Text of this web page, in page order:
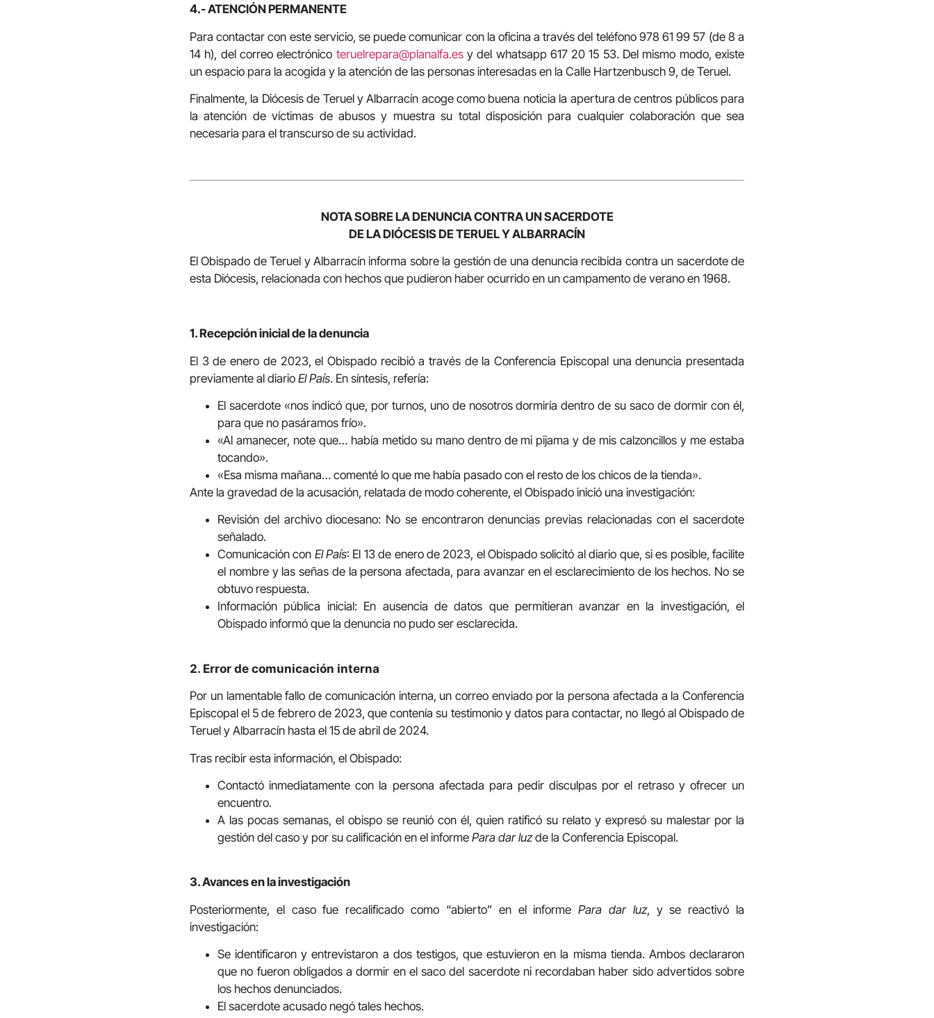
4.- ATENCIÓN PERMANENTE
Para contactar con este servicio, se puede comunicar con la oficina a través del teléfono 978 61 99 57 (de 8 a
14 h), del correo electrónico teruelrepara@planalfa.esy del whatsapp 617 20 15 53. Del mismo modo, existe
un espacio para la acogida y la atención de las personas interesadas en la Calle Hartzenbusch 9, de Teruel.
Finalmente, la Diócesis de Teruel y Albarracín acoge como buena noticia la apertura de centros públicos para
la atención de víctimas de abusos y muestra su total disposición para cualquier colaboración que sea
necesaria para el transcurso de su actividad.
NOTA SOBRE LA DENUNCIA CONTRA UN SACERDOTE
DE LA DIÓCESIS DE TERUEL Y ALBARRACÍN
El Obispado de Teruel y Albarracín informa sobre la gestión de una denuncia recibida contra un sacerdote de
esta Diócesis, relacionada con hechos que pudieron haber ocurrido en un campamento de verano en 1968.
1. Recepción inicial de la denuncia
El 3 de enero de 2023, el Obispado recibió a través de la Conferencia Episcopal una denuncia presentada
previamente al diario El País. En síntesis, refería:
El sacerdote «nos indicó que, por turnos, uno de nosotros dormiría dentro de su saco de dormir con él,
para que no pasáramos frío».
«Al amanecer, note que… había metido su mano dentro de mi pijama y de mis calzoncillos y me estaba
tocando».
«Esa misma mañana… comenté lo que me había pasado con el resto de los chicos de la tienda».
Ante la gravedad de la acusación, relatada de modo coherente, el Obispado inició una investigación:
Revisión del archivo diocesano: No se encontraron denuncias previas relacionadas con el sacerdote
señalado.
Comunicación con El País: El 13 de enero de 2023, el Obispado solicitó al diario que, si es posible, facilite
el nombre y las señas de la persona afectada, para avanzar en el esclarecimiento de los hechos. No se
obtuvo respuesta.
Información pública inicial: En ausencia de datos que permitieran avanzar en la investigación, el
Obispado informó que la denuncia no pudo ser esclarecida.
2. Error de comunicación interna
Por un lamentable fallo de comunicación interna, un correo enviado por la persona afectada a la Conferencia
Episcopal el 5 de febrero de 2023, que contenía su testimonio y datos para contactar, no llegó al Obispado de
Teruel y Albarracín hasta el 15 de abril de 2024.
Tras recibir esta información, el Obispado:
Contactó inmediatamente con la persona afectada para pedir disculpas por el retraso y ofrecer un
encuentro.
A las pocas semanas, el obispo se reunió con él, quien ratificó su relato y expresó su malestar por la
gestión del caso y por su calificación en el informe Para dar luzde la Conferencia Episcopal.
3. Avances en la investigación
Posteriormente, el caso fue recalificado como “abierto” en el informePara dar luz, y se reactivó la
investigación:
Se identificaron y entrevistaron a dos testigos, que estuvieron en la misma tienda. Ambos declararon
que no fueron obligados a dormir en el saco del sacerdote ni recordaban haber sido advertidos sobre
los hechos denunciados.
El sacerdote acusado negó tales hechos.